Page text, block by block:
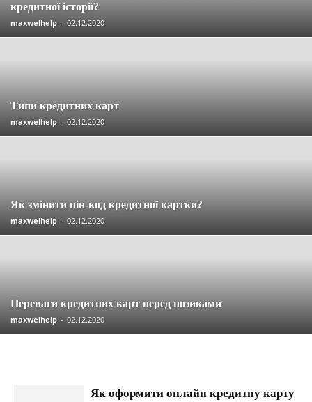
кредитної історії?
maxwelhelp - 02.12.2020
Типи кредитних карт
maxwelhelp - 02.12.2020
Як змінити пін-код кредитної картки?
maxwelhelp - 02.12.2020
Переваги кредитних карт перед позиками
maxwelhelp - 02.12.2020
Як оформити онлайн кредитну карту